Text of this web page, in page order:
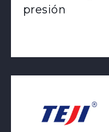
presión